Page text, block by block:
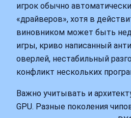
игрок обычно
«драйверов», хотя в
виновником может быть
игры, криво написанный
оверлей, нестабильный
конфликт нескольких
Важно учитывать и
GPU. Разные поколения